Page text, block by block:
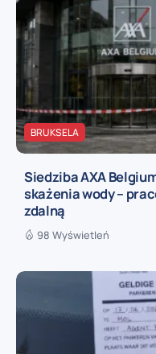
BRUKSELA
Siedziba AXA
skażenia wody –
zdalną
98 Wyświetleń